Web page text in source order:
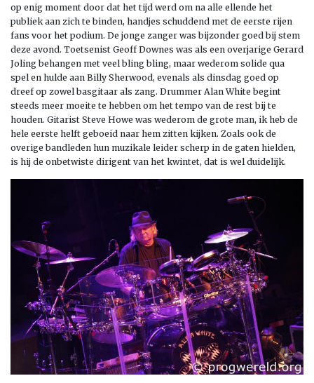
op enig moment door dat het tijd werd om na alle ellende het
publiek aan zich te binden, handjes schuddend met de eerste rijen
fans voor het podium. De jonge zanger was bijzonder goed bij stem
deze avond. Toetsenist Geoff Downes was als een overjarige Gerard
Joling behangen met veel bling bling, maar wederom solide qua
spel en hulde aan Billy Sherwood, evenals als dinsdag goed op
dreef op zowel basgitaar als zang. Drummer Alan White begint
steeds meer moeite te hebben om het tempo van de rest bij te
houden. Gitarist Steve Howe was wederom de grote man, ik heb de
hele eerste helft geboeid naar hem zitten kijken. Zoals ook de
overige bandleden hun muzikale leider scherp in de gaten hielden,
is hij de onbetwiste dirigent van het kwintet, dat is wel duidelijk.